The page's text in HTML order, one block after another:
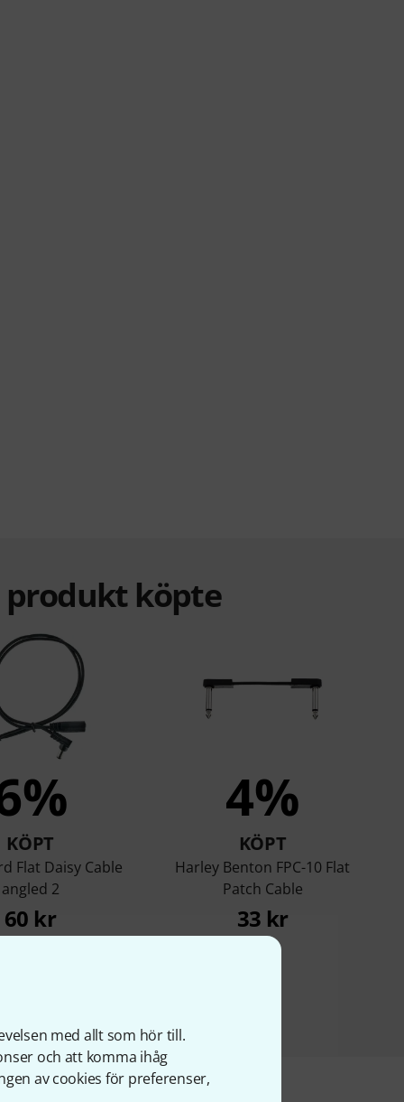
med allt som hör till.
och att komma ihåg
av cookies för preferenser,
produkt köpte
KÖPT
Flat Daisy Cable
angled 2
60 kr
4%
KÖPT
Harley Benton FPC-10 Flat
Patch Cable
33 kr